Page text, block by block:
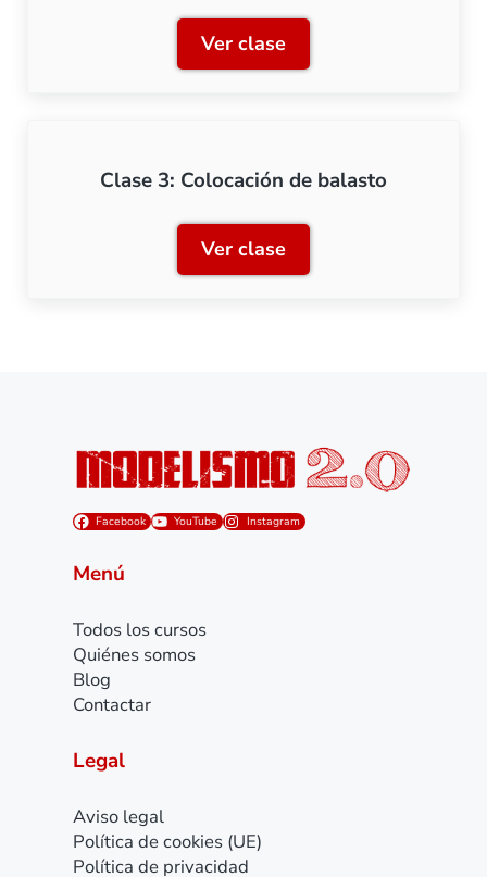
Ver claseClase 2: Instalación de la
Clase 3: Colocación de balasto
Ver claseClase 3: Colocación de
Facebook YouTube Instagram
Menú
Todos los cursos
Quiénes somos
Blog
Contactar
Legal
Aviso legal
Política de cookies (UE)
Política de privacidad